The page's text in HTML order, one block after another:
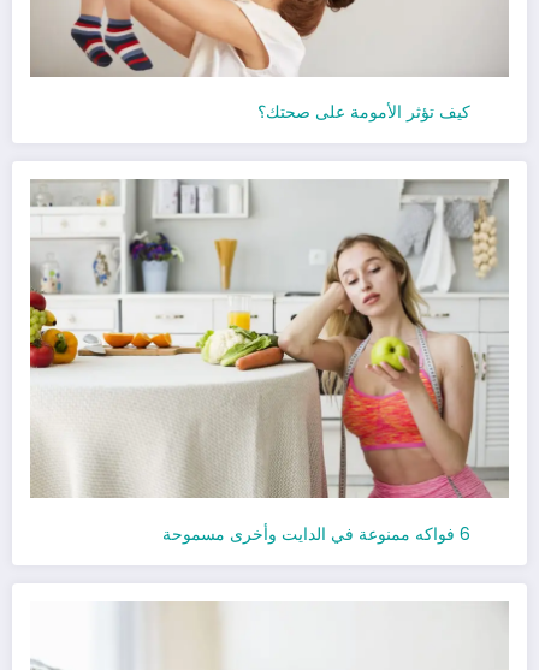
كيف تؤثر الأمومة على صحتك؟
6 فواكه ممنوعة في الدايت وأخرى مسموحة